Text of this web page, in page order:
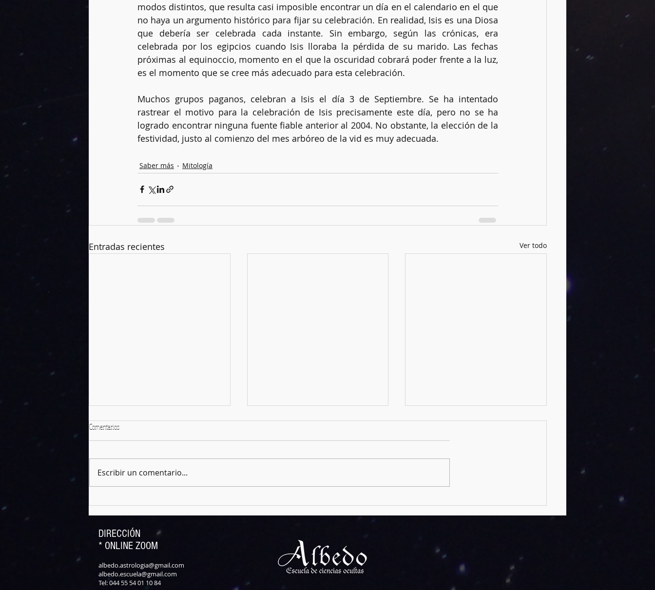
modos distintos, que resulta casi imposible encontrar un día en el calendario en el que
no haya un argumento histórico para fijar su celebración. En realidad, Isis es una Diosa
que debería ser celebrada cada instante. Sin embargo, según las crónicas, era
celebrada por los egipcios cuando Isis lloraba la pérdida de su marido. Las fechas
próximas al equinoccio, momento en el que la oscuridad cobrará poder frente a la luz,
es el momento que se cree más adecuado para esta celebración.
Muchos grupos paganos, celebran a Isis el día 3 de Septiembre. Se ha intentado
rastrear el motivo para la celebración de Isis precisamente este día, pero no se ha
logrado encontrar ninguna fuente fiable anterior al 2004. No obstante, la elección de la
festividad, justo al comienzo del mes arbóreo de la vid es muy adecuada.
Saber más Mitología
Entradas recientes Ver todo
Krampus
Comentarios
Escribir un comentario...
DIRECCIÓN
* ONLINE ZOOM
albedo.astrologia@gmail.com
albedo.escuela@gmail.com
Tel: 044 55 54 01 10 84